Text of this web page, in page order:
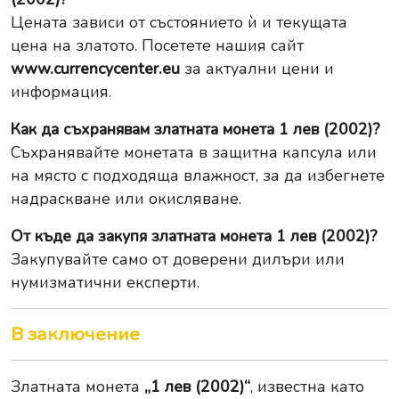
Цената зависи от състоянието ѝ и текущата
цена на златото. Посетете нашия сайт
www.currencycenter.eu за актуални цени и
информация.
Как да съхранявам златната монета 1 лев (2002)?
Съхранявайте монетата в защитна капсула или
на място с подходяща влажност, за да избегнете
надраскване или окисляване.
От къде да закупя златната монета 1 лев (2002)?
Закупувайте само от доверени дилъри или
нумизматични експерти.
В заключение
Златната монета „1 лев (2002)“, известна като